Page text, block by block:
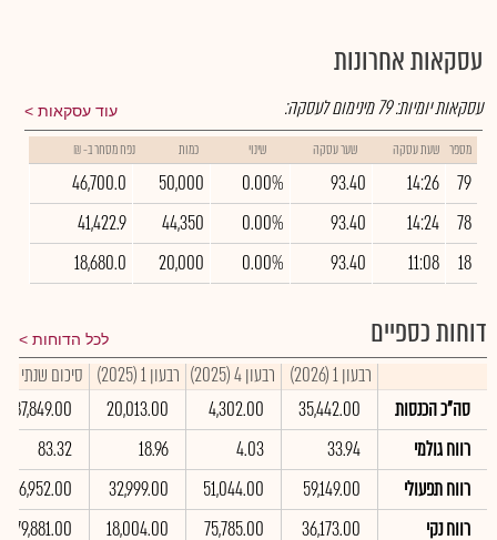
עסקאות אחרונות
עוד עסקאות עסקאות יומיות:79מינימום לעסקה:
מספר שעת עסקה שער עסקה שינוי כמות נפח מסחר ב- ₪
79
14:26
93.40
0.00%
50,000
46,700.0
78
14:24
93.40
0.00%
44,350
41,422.9
18
11:08
93.40
0.00%
20,000
18,680.0
דוחות כספיים לכל הדוחות
רבעון 1 (2026) רבעון 4 (2025) רבעון 1 (2025)
סיכום שנתי 2025
סה"כ הכנסות
35,442.00
4,302.00
20,013.00
87,849.00
רווח גולמי
33.94
4.03
18.96
83.32
רווח תפעולי
59,149.00
51,044.00
32,999.00
256,952.00
רווח נקי
36,173.00
75,785.00
18,004.00
179,881.00